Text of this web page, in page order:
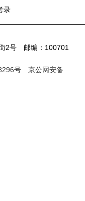
录
2号 邮编：100701
号
京公网安备